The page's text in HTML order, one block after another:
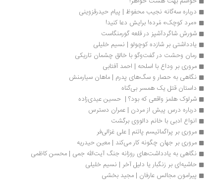
درباره سه‌گانه نجیب محفوظ | پیام حیدرقزوینی
«مرد کوچک» مُرده! برایش دعا کنید!
شورش شاگردآشپز در قلعه گورمنگاست
یادداشتی بر شازده کوچولو | نسیم خلیلی
رمان وحشت در گفت‌وگو با خالق چشمان تاریکی
مروری بر وداع با اسلحه | احمد آفتابی
نگاهی به حصار و سگ‌های پدرم | ماهان سیارمنش
داستان قتل یک همسر بی‌گناه
شرلوک هلمز واقعی که بود؟ |  حسین عیدی‌زاده
درباره درس پیش از مردن | عمران دسترس
انواع ادبی با خانم‌ دالووی برگشت
مروری بر پراگماتیسم پاتنم | علی غزالی‌فر
مروری بر جهان چگونه کار می‌کند | معین حیدریه
نگاهی به یادداشت‌های روزانه جنگ آیت‌الله جمی | محسن کاظمی
حاشیه‌ای بر زنگبار یا دلیل آخر | نسیم خلیلی
پیرامون مجالس عارفان | مجید بخشی